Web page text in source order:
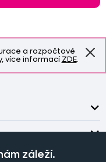
a rozpočtové
více informacíZDE.
záleží.